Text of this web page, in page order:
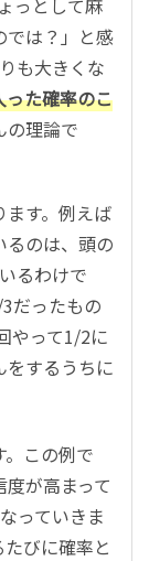
っとして麻
では？」と感
も大きくな
た確率のこ
の理論で
す。例えば
るのは、頭の
るわけで
だったもの
やって1/2に
をするうちに
この例で
が高まって
っていきま
びに確率と